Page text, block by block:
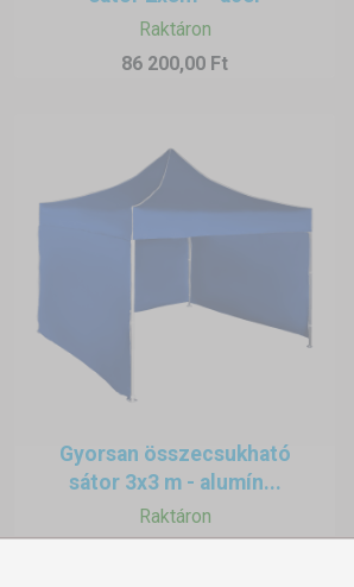
Raktáron
86 200,00 Ft
Gyorsan összecsukható
sátor 3x3 m - alumín...
Raktáron